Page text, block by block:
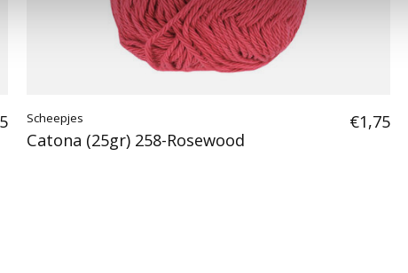
Scheepjes
Catona (25gr) 258-Rosewood
€1,75